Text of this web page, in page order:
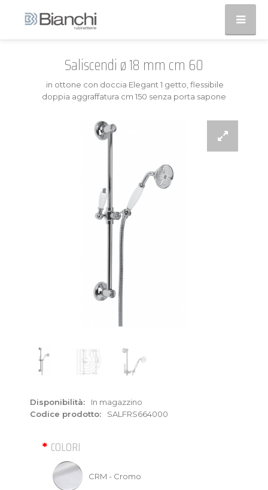
Saliscendi ø 18 mm cm 60
in ottone con doccia Elegant 1 getto, flessibile
doppia aggraffatura cm 150 senza porta sapone
Disponibilità:
In magazzino
Codice prodotto:
SALFRS664000
COLORI
CRM - Cromo